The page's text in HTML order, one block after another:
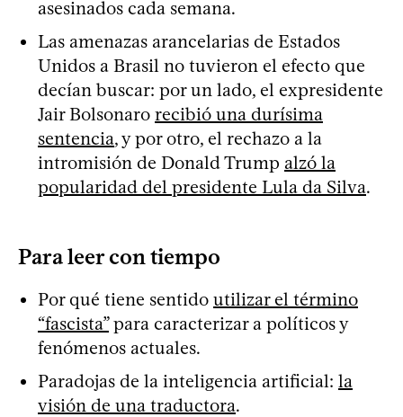
asesinados cada semana.
Las amenazas arancelarias de Estados
Unidos a Brasil no tuvieron el efecto que
decían buscar: por un lado, el expresidente
Jair Bolsonaro recibió una durísima
sentencia, y por otro, el rechazo a la
intromisión de Donald Trump alzó la
popularidad del presidente Lula da Silva.
Para leer con tiempo
Por qué tiene sentido utilizar el término
“fascista”para caracterizar a políticos y
fenómenos actuales.
Paradojas de la inteligencia artificial: la
visión de una traductora.